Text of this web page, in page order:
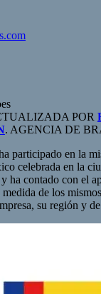
POR
. AGENCIA DE
participado en la
celebrada en la
ha contado con el
de los
su región y